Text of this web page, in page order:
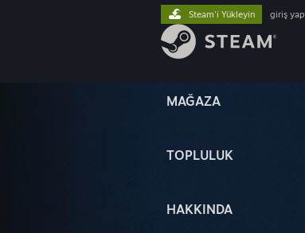
MAĞAZA
TOPLULUK
HAKKINDA
Steam'i Yükleyin giriş yap